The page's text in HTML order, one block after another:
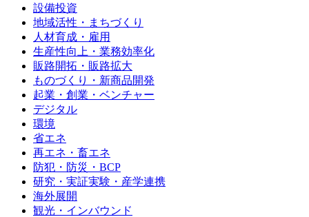
設備投資
地域活性・まちづくり
人材育成・雇用
生産性向上・業務効率化
販路開拓・販路拡大
ものづくり・新商品開発
起業・創業・ベンチャー
デジタル
環境
省エネ
再エネ・畜エネ
防犯・防災・BCP
研究・実証実験・産学連携
海外展開
観光・インバウンド